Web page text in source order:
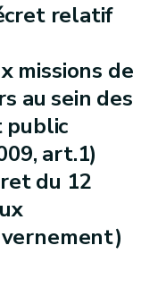
relatif
missions de
au sein des
public
art.1)
du 12